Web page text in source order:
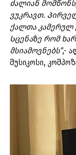
ძალიან
ვუკრავთ.
ქალთა კამერულ
Სცენაზე რომ
მსიამოვნებს”,-
მუსიკოსი,